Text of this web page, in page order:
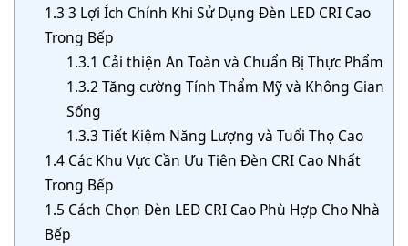
1.3 3 Lợi Ích Chính Khi Sử Dụng Đèn LED CRI Cao
Trong Bếp
1.3.1 Cải thiện An Toàn và Chuẩn Bị Thực Phẩm
1.3.2 Tăng cường Tính Thẩm Mỹ và Không Gian
Sống
1.3.3 Tiết Kiệm Năng Lượng và Tuổi Thọ Cao
1.4 Các Khu Vực Cần Ưu Tiên Đèn CRI Cao Nhất
Trong Bếp
1.5 Cách Chọn Đèn LED CRI Cao Phù Hợp Cho Nhà
Bếp